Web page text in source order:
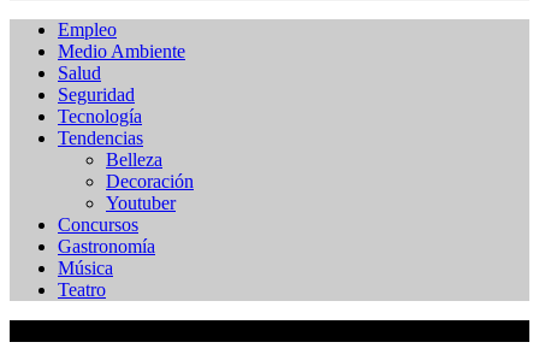
Empleo
Medio Ambiente
Salud
Seguridad
Tecnología
Tendencias
Belleza
Decoración
Youtuber
Concursos
Gastronomía
Música
Teatro